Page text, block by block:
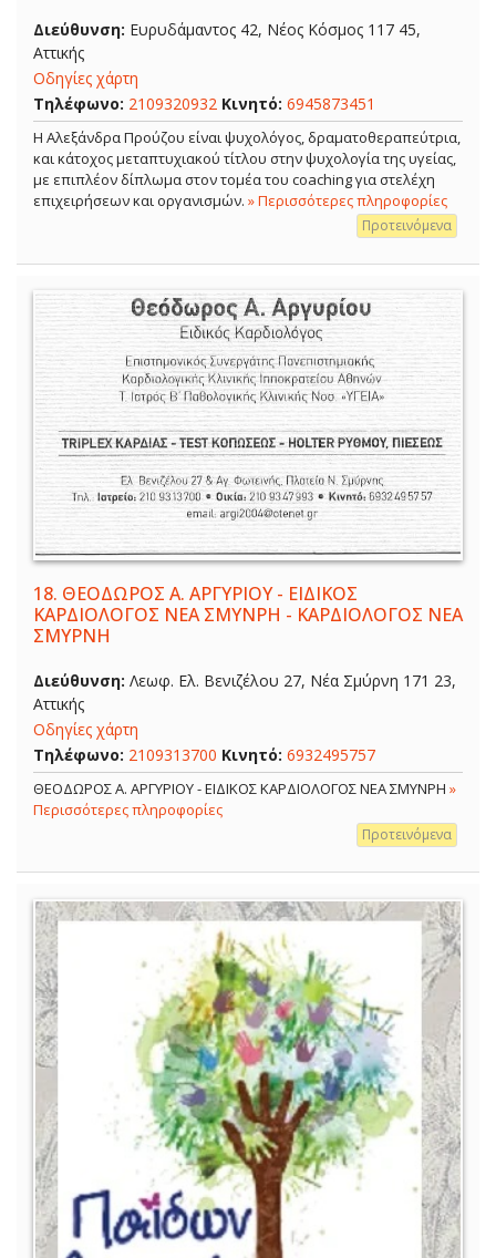
Διεύθυνση: Ευρυδάμαντος 42, Νέος Κόσμος 117 45,
Αττικής
Οδηγίες χάρτη
Τηλέφωνο: 2109320932 Κινητό: 6945873451
Η Αλεξάνδρα Προύζου είναι ψυχολόγος, δραματοθεραπεύτρια,
και κάτοχος μεταπτυχιακού τίτλου στην ψυχολογία της υγείας,
με επιπλέον δίπλωμα στον τομέα του coaching για στελέχη
επιχειρήσεων και οργανισμών. » Περισσότερες πληροφορίες
Προτεινόμενα
18. ΘΕΟΔΩΡΟΣ Α. ΑΡΓΥΡΙΟΥ - ΕΙΔΙΚΟΣ
ΚΑΡΔΙΟΛΟΓΟΣ ΝΕΑ ΣΜΥΝΡΗ - ΚΑΡΔΙΟΛΟΓΟΣ ΝΕΑ
ΣΜΥΡΝΗ
Διεύθυνση: Λεωφ. Ελ. Βενιζέλου 27, Νέα Σμύρνη 171 23,
Αττικής
Οδηγίες χάρτη
Τηλέφωνο: 2109313700 Κινητό: 6932495757
ΘΕΟΔΩΡΟΣ Α. ΑΡΓΥΡΙΟΥ - ΕΙΔΙΚΟΣ ΚΑΡΔΙΟΛΟΓΟΣ ΝΕΑ ΣΜΥΝΡΗ »
Περισσότερες πληροφορίες
Προτεινόμενα